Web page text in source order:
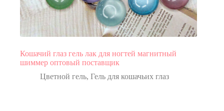
Кошачий глаз гель лак для ногтей магнитный
шиммер оптовый поставщик
Цветной гель, Гель для кошачьих глаз